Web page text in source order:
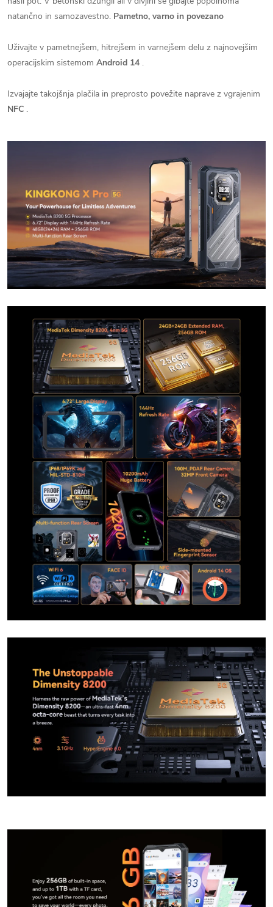
natančno in samozavestno. Pametno, varno in povezano
Uživajte v pametnejšem, hitrejšem in varnejšem delu z najnovejšim
operacijskim sistemom Android 14 .
Izvajajte takojšnja plačila in preprosto povežite naprave z vgrajenim
NFC .